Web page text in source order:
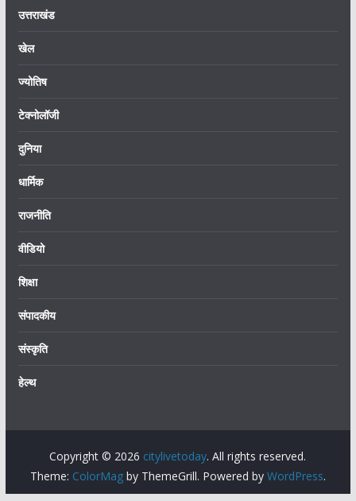
उत्तराखंड
खेल
ज्योतिष
टेक्नोलॉजी
दुनिया
धार्मिक
राजनीति
वीडियो
शिक्षा
संपादकीय
संस्कृति
हेल्थ
Copyright © 2026 citylivetoday. All rights reserved.
Theme: ColorMagby ThemeGrill. Powered by WordPress.